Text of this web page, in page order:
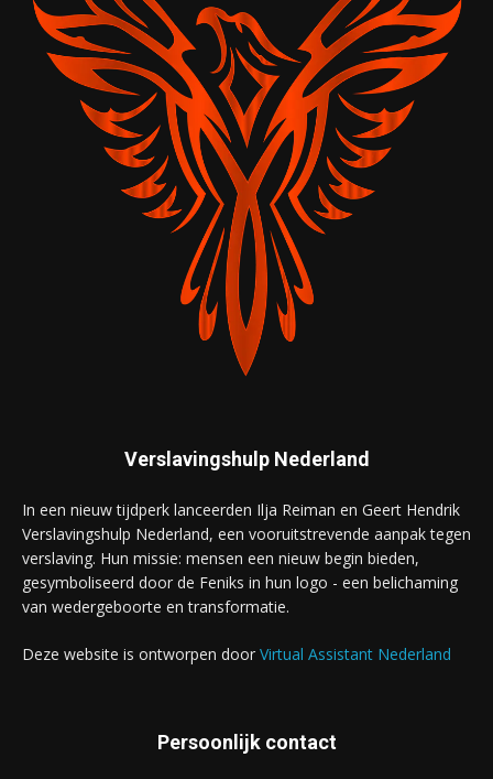
Verslavingshulp Nederland
In een nieuw tijdperk lanceerden Ilja Reiman en Geert Hendrik
Verslavingshulp Nederland, een vooruitstrevende aanpak tegen
verslaving. Hun missie: mensen een nieuw begin bieden,
gesymboliseerd door de Feniks in hun logo - een belichaming
van wedergeboorte en transformatie.
Deze website is ontworpen door Virtual Assistant Nederland
Persoonlijk contact